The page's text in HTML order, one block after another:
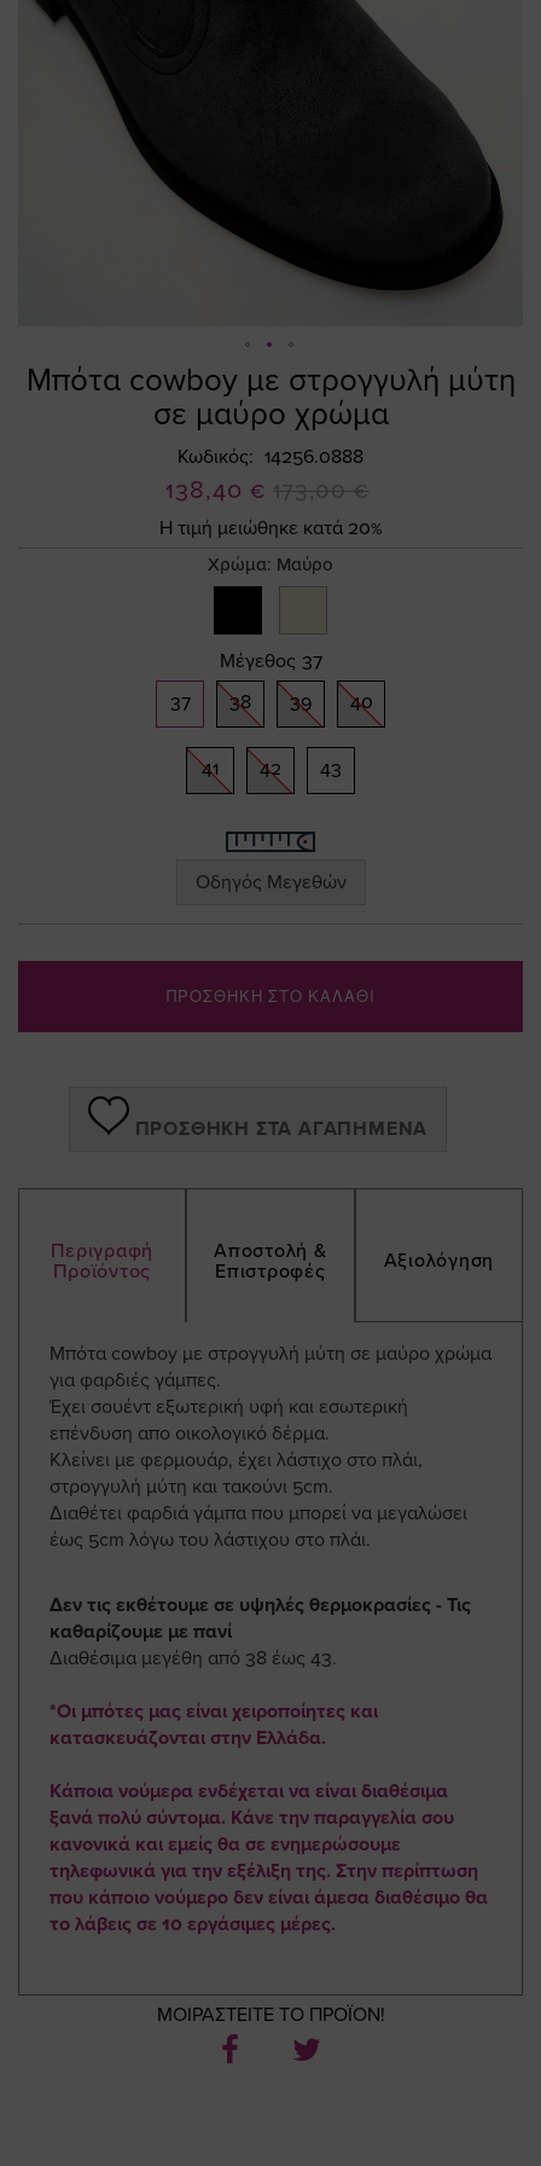
Μπότα cowboy με στρογγυλή μύτη
σε μαύρο χρώμα
Κωδικός 14256.0888
Ειδική
Τιμή
138,40 € 173,00 €
Η τιμή μειώθηκε κατά 20%
Χρώμα: Μαύρο
Μέγεθος 37
37
38 39 40
41 42 43
Οδηγός Μεγεθών
ΠΡΟΣΘΗΚΗ ΣΤΟ ΚΑΛΑΘΙ
ΠΡΟΣΘΉΚΗ ΣΤΑ ΑΓΑΠΗΜΈΝΑ
Περιγραφή
Προϊόντος
Αποστολή &
Επιστροφές
Αξιολόγηση
Μπότα cowboy με στρογγυλή μύτη σε μαύρο χρώμα
για φαρδιές γάμπες.
Έχει σουέντ εξωτερική υφή και εσωτερική
επένδυση απο οικολογικό δέρμα.
Κλείνει με φερμουάρ, έχει λάστιχο στο πλάι,
στρογγυλή μύτη και τακούνι 5cm.
Διαθέτει φαρδιά γάμπα που μπορεί να μεγαλώσει
έως 5cm λόγω του λάστιχου στο πλάι.
Δεν τις εκθέτουμε σε υψηλές θερμοκρασίες - Τις
καθαρίζουμε με πανί
Διαθέσιμα μεγέθη από 38 έως 43.
*Οι μπότες μας είναι χειροποίητες και
κατασκευάζονται στην Ελλάδα.
Κάποια νούμερα ενδέχεται να είναι διαθέσιμα
ξανά πολύ σύντομα. Κάνε την παραγγελία σου
κανονικά και εμείς θα σε ενημερώσουμε
τηλεφωνικά για την εξέλιξη της. Στην περίπτωση
που κάποιο νούμερο δεν είναι άμεσα διαθέσιμο θα
το λάβεις σε 10 εργάσιμες μέρες.
ΜΟΙΡΑΣΤΕΙΤΕ ΤΟ ΠΡΟΪΟΝ!
Skip